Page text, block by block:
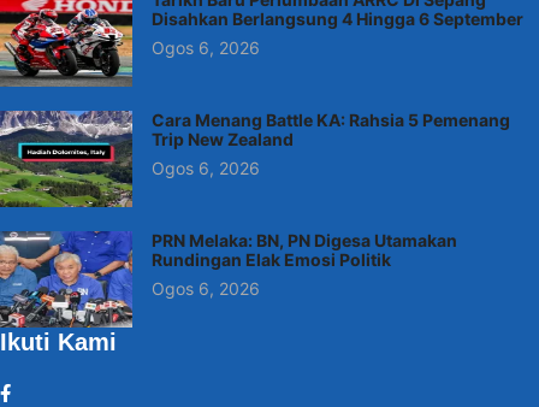
Disahkan Berlangsung 4 Hingga 6 September
Ogos 6, 2026
Cara Menang Battle KA: Rahsia 5 Pemenang
Trip New Zealand
Ogos 6, 2026
PRN Melaka: BN, PN Digesa Utamakan
Rundingan Elak Emosi Politik
Ogos 6, 2026
Ikuti Kami